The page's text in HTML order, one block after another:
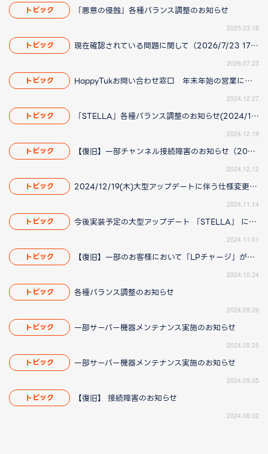
トピック 「悪意の侵蝕」各種バランス調整のお知らせ
2025.03.18
トピック 現在確認されている問題に関して（2026/7/23 17:00更新）
2026.07.23
トピック HappyTukお問い合わせ窓口 年末年始の営業について
2024.12.27
トピック 「STELLA」各種バランス調整のお知らせ(2024/12/23 16:25更新)
2024.12.19
トピック 【復旧】一部チャンネル接続障害のお知らせ（2024/12/12 16:30更新）
2024.12.12
トピック 2024/12/19(木)大型アップデートに伴う仕様変更のお知らせ(2024/12/26(木)14:40更新)
2024.11.14
トピック 今後実装予定の大型アップデート 「STELLA」 に伴う仕様変更のお知らせ（2024/11/01 12:25更新）
2024.11.01
トピック 【復旧】一部のお客様において「LPチャージ」ができない場合がある件について（2024/10/24 13:45更新）
2024.10.24
トピック 各種バランス調整のお知らせ
2024.09.26
トピック 一部サーバー機器メンテナンス実施のお知らせ
2024.09.25
トピック 一部サーバー機器メンテナンス実施のお知らせ
2024.09.05
トピック 【復旧】 接続障害のお知らせ
2024.08.02